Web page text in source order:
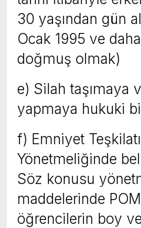
30 yaşından gün
Ocak 1995 ve
doğmuş olmak)
e) Silah taşımaya
yapmaya hukuki
f) Emniyet
Yönetmeliğinde
Söz konusu
maddelerinde
öğrencilerin boy